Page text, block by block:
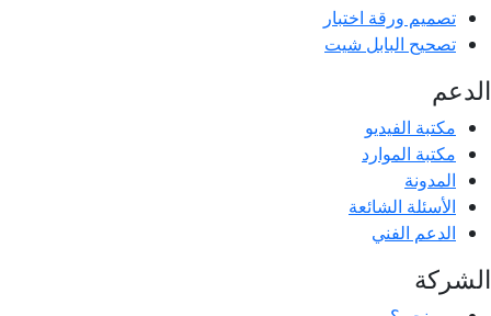
تصميم ورقة اختبار
تصحيح البابل شيت
الدعم
مكتبة الفيديو
مكتبة الموارد
المدونة
الأسئلة الشائعة
الدعم الفني
الشركة